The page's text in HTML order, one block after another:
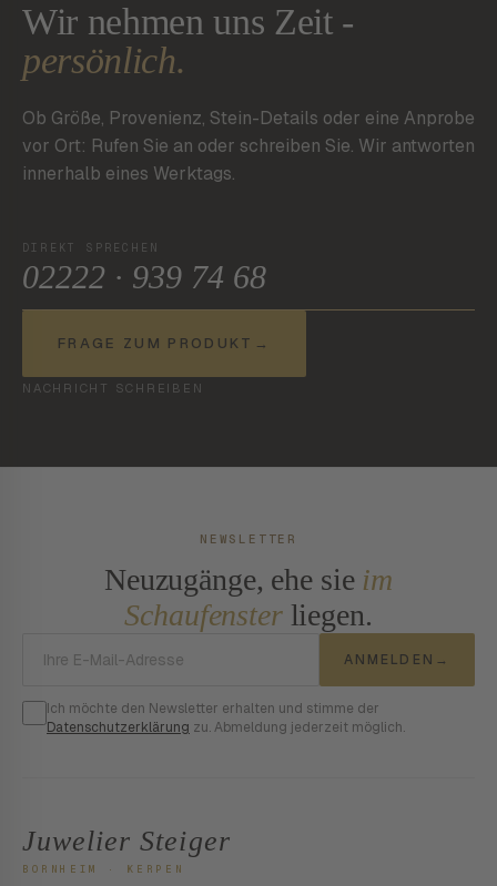
Wir nehmen uns Zeit -
persönlich.
Ob Größe, Provenienz, Stein-Details oder eine Anprobe
vor Ort: Rufen Sie an oder schreiben Sie. Wir antworten
innerhalb eines Werktags.
DIREKT SPRECHEN
02222 · 939 74 68
FRAGE ZUM PRODUKT →
NACHRICHT SCHREIBEN
NEWSLETTER
Neuzugänge, ehe sie im
Schaufensterliegen.
ANMELDEN →
Ich möchte den Newsletter erhalten und stimme der
Datenschutzerklärung zu. Abmeldung jederzeit möglich.
Juwelier Steiger
BORNHEIM · KERPEN